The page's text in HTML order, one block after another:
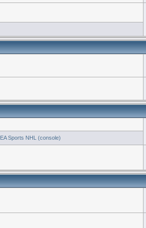
EA Sports NHL (console)